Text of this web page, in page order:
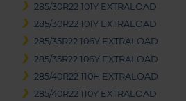
285/30R22 101Y EXTRALOAD
285/30R22 101Y EXTRALOAD
285/35R22 106Y EXTRALOAD
285/35R22 106Y EXTRALOAD
285/40R22 110H EXTRALOAD
285/40R22 110Y EXTRALOAD